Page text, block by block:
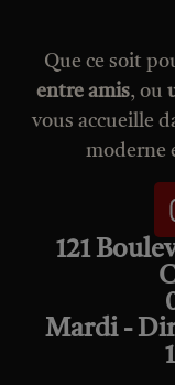
Que ce soit
entre amis, ou
vous accueille
moderne
121
Mardi -